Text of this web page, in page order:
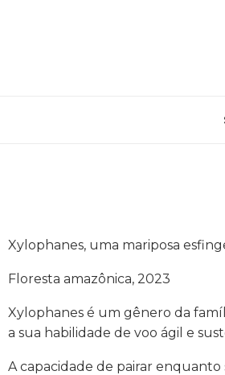
Xylophanes, uma mariposa
Floresta amazônica, 2023
Xylophanes é um gênero da
a sua habilidade de voo ágil e
A capacidade de pairar